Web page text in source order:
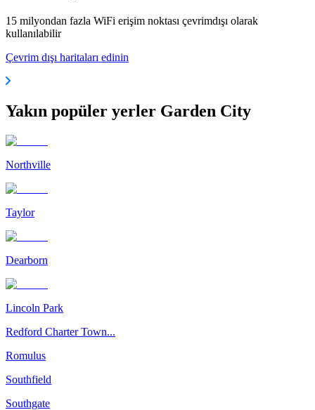
15 milyondan fazla WiFi erişim noktası çevrimdışı olarak
kullanılabilir
Çevrim dışı haritaları edinin
Yakın popüler yerler Garden City
Northville
Taylor
Dearborn
Lincoln Park
Redford Charter Town...
Romulus
Southfield
Southgate